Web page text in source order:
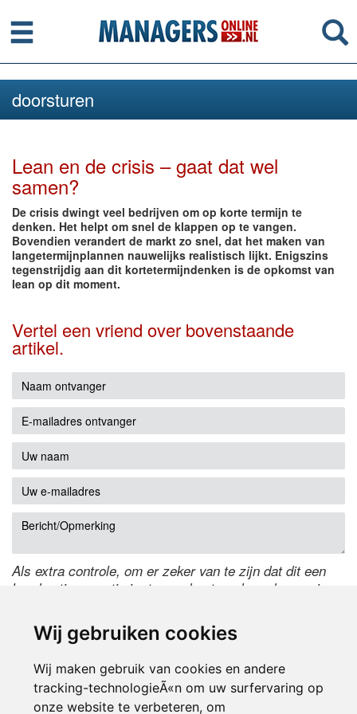
Wij gebruiken cookies
Wij maken gebruik van cookies en andere
tracking-technologieÃ«n om uw surfervaring op
onze website te verbeteren, om
Menu
doorsturen
Lean en de crisis – gaat dat wel
samen?
De crisis dwingt veel bedrijven om op korte termijn te
denken. Het helpt om snel de klappen op te vangen.
Bovendien verandert de markt zo snel, dat het maken van
langetermijnplannen nauwelijks realistisch lijkt. Enigszins
tegenstrijdig aan dit kortetermijndenken is de opkomst van
lean op dit moment.
Vertel een vriend over bovenstaande
artikel.
Als extra controle, om er zeker van te zijn dat dit een
handmatige reactie is, typ onderstaande code over in
de code te wijzigen.